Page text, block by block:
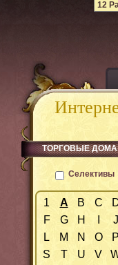
ТОРГОВЫЕ ДОМА
Селективы
1 A B C
F
G H J
L
M N O P
S
T U V